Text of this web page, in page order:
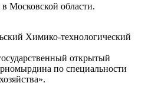
Московской области.
Химико-технологический
открытый
по специальности